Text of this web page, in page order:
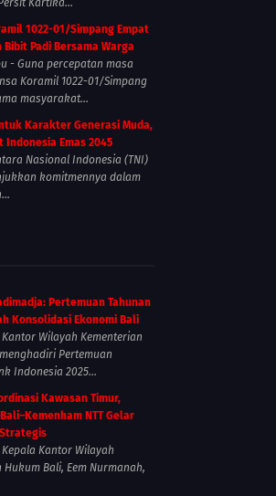
Kartika...
1022-01/Simpang Empat
Bibit Padi Bersama Warga
- Guna percepatan masa
Koramil 1022-01/Simpang
masyarakat...
Karakter Generasi Muda,
Indonesia Emas 2045
Nasional Indonesia (TNI)
komitmennya dalam
Pertemuan Tahunan
Konsolidasi Ekonomi Bali
Wilayah Kementerian
Pertemuan
Indonesia 2025...
Kawasan Timur,
NTT Gelar
Kantor Wilayah
Hukum Bali, Eem Nurmanah,